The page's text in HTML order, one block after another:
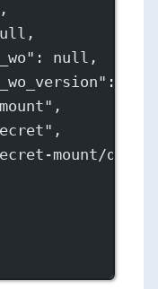
,
: null ,
:
,
,
mount/